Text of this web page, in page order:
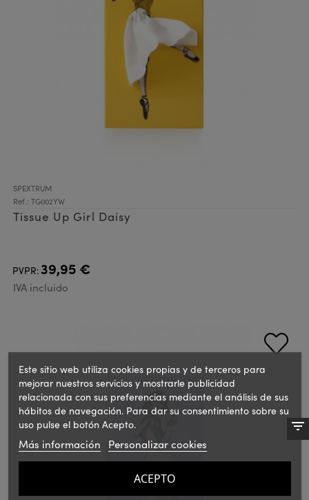
SPEXTRUM
Ref.: TG002YW
Tissue Up Girl Daisy
PVPR:39,95 €
IVA incluido
Este sitio web utiliza cookies propias y de terceros para
mejorar nuestros servicios y mostrarle publicidad
relacionada con sus preferencias mediante el análisis de sus
hábitos de navegación. Para dar su consentimiento sobre su
uso pulse el botón Acepto.
Más información Personalizar cookies
ACEPTO